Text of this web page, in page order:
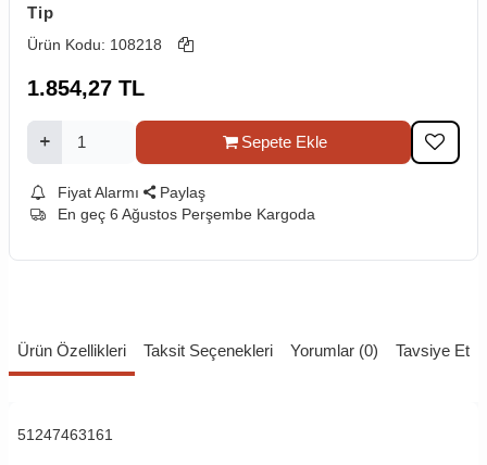
Tip
Ürün Kodu: 108218
1.854,27 TL
Sepete Ekle
Fiyat Alarmı
Paylaş
En geç 6 Ağustos Perşembe Kargoda
Ürün Özellikleri Taksit Seçenekleri Yorumlar (0) Tavsiye Et
51247463161